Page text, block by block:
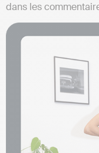
dans les